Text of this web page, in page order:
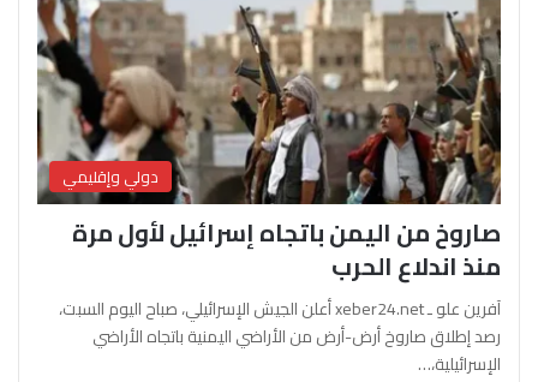
دولي وإقليمي
صاروخ من اليمن باتجاه إسرائيل لأول مرة
منذ اندلاع الحرب
آفرين علو ـ xeber24.net أعلن الجيش الإسرائيلي، صباح اليوم السبت،
رصد إطلاق صاروخ أرض-أرض من الأراضي اليمنية باتجاه الأراضي
الإسرائيلية،…